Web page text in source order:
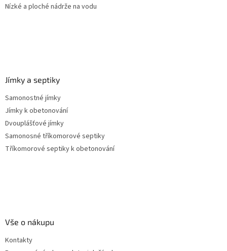
Nízké a ploché nádrže na vodu
Jímky a septiky
Samonostné jímky
Jímky k obetonování
Dvouplášťové jímky
Samonosné tříkomorové septiky
Tříkomorové septiky k obetonování
Vše o nákupu
Kontakty